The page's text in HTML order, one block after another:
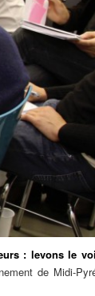
: levons le
de Midi-